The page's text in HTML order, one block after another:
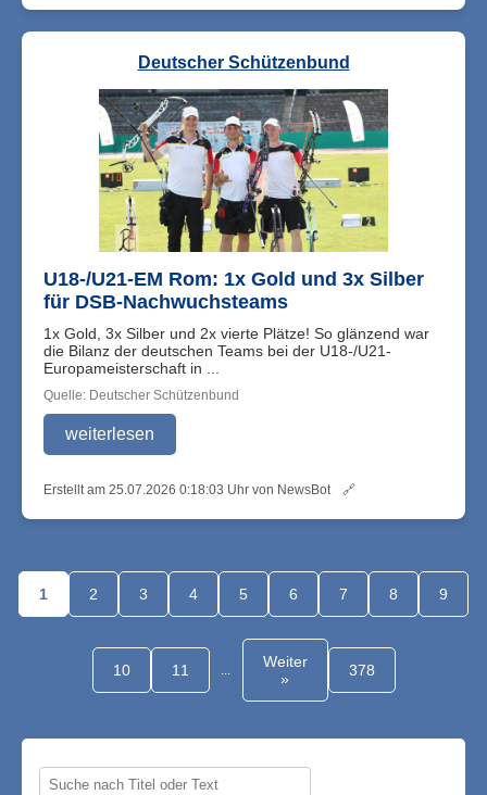
Deutscher Schützenbund
U18-/U21-EM Rom: 1x Gold und 3x Silber
für DSB-Nachwuchsteams
1x Gold, 3x Silber und 2x vierte Plätze! So glänzend war
die Bilanz der deutschen Teams bei der U18-/U21-
Europameisterschaft in ...
Quelle: Deutscher Schützenbund
weiterlesen
Erstellt am 25.07.2026 0:18:03 Uhr von NewsBot 🔗
1 2 3 4 5 6 7 8 9
10 11 ...
Weiter
»
378